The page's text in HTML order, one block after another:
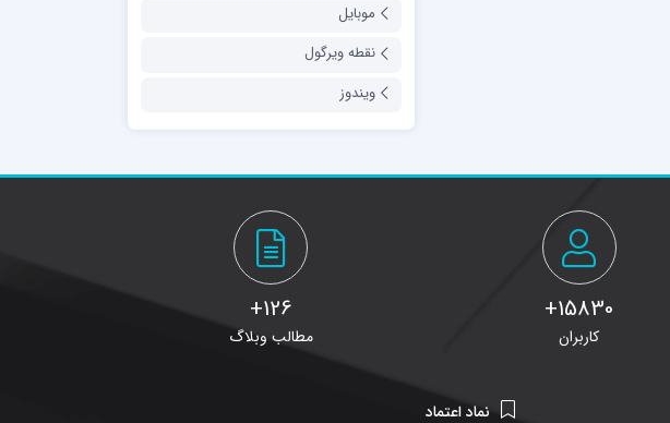
موبایل
نقطه ویرگول
ویندوز
15830+
کاربران
126+
مطالب وبلاگ
نماد اعتماد